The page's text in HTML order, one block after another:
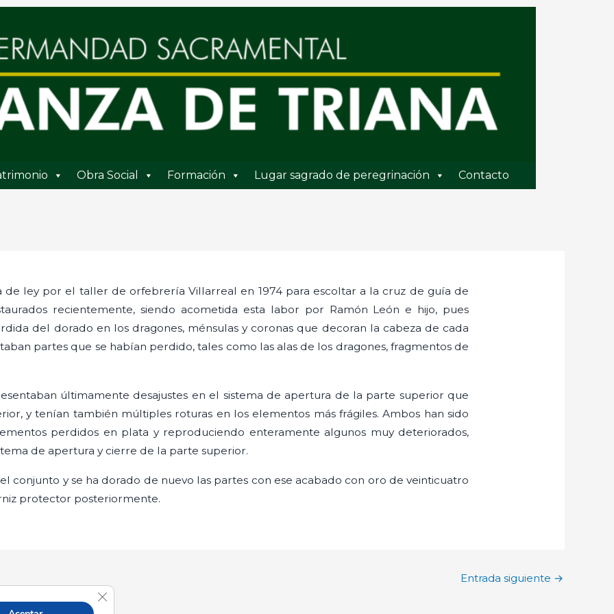
Obra Social Formación Lugar sagrado de peregrinación Contacto
de ley por el taller de orfebrería Villarreal en 1974 para escoltar a la cruz de guía de
recientemente, siendo acometida esta labor por Ramón León e hijo, pues
del dorado en los dragones, ménsulas y coronas que decoran la cabeza de cada
partes que se habían perdido, tales como las alas de los dragones, fragmentos de
últimamente desajustes en el sistema de apertura de la parte superior que
y tenían también múltiples roturas en los elementos más frágiles. Ambos han sido
perdidos en plata y reproduciendo enteramente algunos muy deteriorados,
de apertura y cierre de la parte superior.
conjunto y se ha dorado de nuevo las partes con ese acabado con oro de veinticuatro
protector posteriormente.
Entrada siguiente →
Cerrar el banner de cookies RGPD